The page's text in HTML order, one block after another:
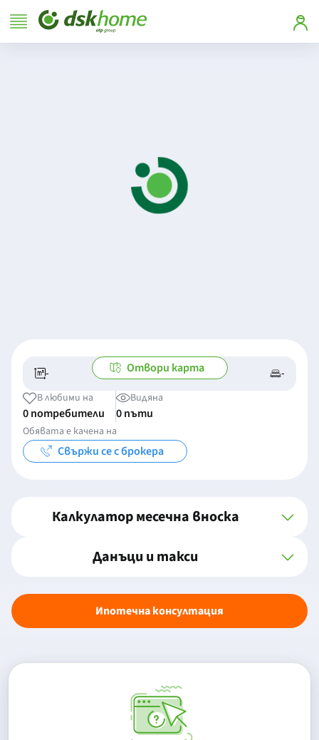
- -/- -
Отвори карта
В любими на
0 потребители
Видяна
0 пъти
Обявата е качена на
Свържи се с брокера
Калкулатор месечна вноска
Данъци и такси
Ипотечна консултация